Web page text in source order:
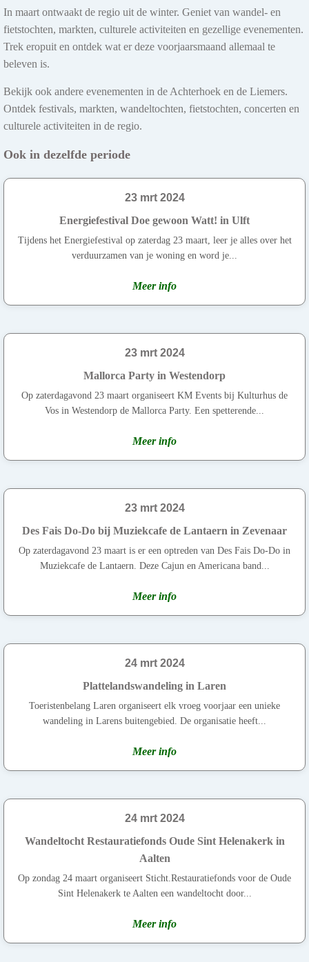
In maart ontwaakt de regio uit de winter. Geniet van wandel- en
fietstochten, markten, culturele activiteiten en gezellige evenementen.
Trek eropuit en ontdek wat er deze voorjaarsmaand allemaal te
beleven is.
Bekijk ook andere evenementen in de Achterhoek en de Liemers.
Ontdek festivals, markten, wandeltochten, fietstochten, concerten en
culturele activiteiten in de regio.
Ook in dezelfde periode
23 mrt 2024
Energiefestival Doe gewoon Watt! in Ulft
Tijdens het Energiefestival op zaterdag 23 maart, leer je alles over het
verduurzamen van je woning en word je...
Meer info
23 mrt 2024
Mallorca Party in Westendorp
Op zaterdagavond 23 maart organiseert KM Events bij Kulturhus de
Vos in Westendorp de Mallorca Party. Een spetterende...
Meer info
23 mrt 2024
Des Fais Do-Do bij Muziekcafe de Lantaern in Zevenaar
Op zaterdagavond 23 maart is er een optreden van Des Fais Do-Do in
Muziekcafe de Lantaern. Deze Cajun en Americana band...
Meer info
24 mrt 2024
Plattelandswandeling in Laren
Toeristenbelang Laren organiseert elk vroeg voorjaar een unieke
wandeling in Larens buitengebied. De organisatie heeft...
Meer info
24 mrt 2024
Wandeltocht Restauratiefonds Oude Sint Helenakerk in
Aalten
Op zondag 24 maart organiseert Sticht.Restauratiefonds voor de Oude
Sint Helenakerk te Aalten een wandeltocht door...
Meer info